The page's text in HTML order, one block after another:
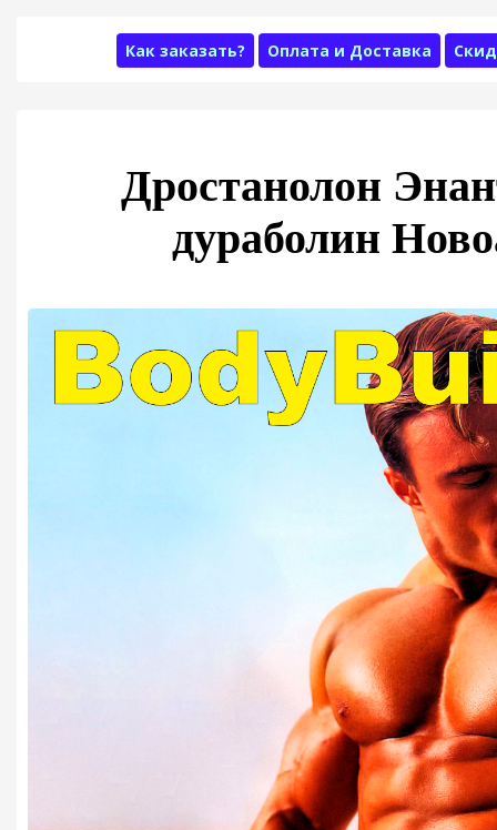
Как заказать? Оплата и Доставка
Дростанолон
дураболин